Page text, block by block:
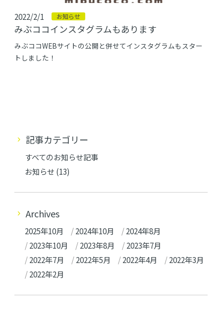
2022/2/1 お知らせ
みぶココインスタグラムもあります
みぶココWEBサイトの公開と併せてインスタグラムもスター
トしました！
記事カテゴリー
すべてのお知らせ記事
お知らせ (13)
Archives
2025年10月 2024年10月
2024年8月
2023年10月
2023年8月
2023年7月
2022年7月
2022年5月 2022年4月
2022年3月
2022年2月